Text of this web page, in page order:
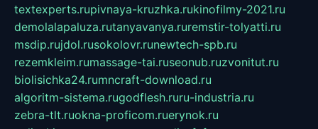
textexperts.rupivnaya-kruzhka.rukinofilmy-2021.ru
demolalapaluza.rutanyavanya.ruremstir-tolyatti.ru
msdip.rujdol.rusokolovr.runewtech-spb.ru
rezemkleim.rumassage-tai.ruseonub.ruzvonitut.ru
biolisichka24.rumncraft-download.ru
algoritm-sistema.rugodflesh.ruru-industria.ru
zebra-tlt.ruokna-proficom.ruerynok.ru